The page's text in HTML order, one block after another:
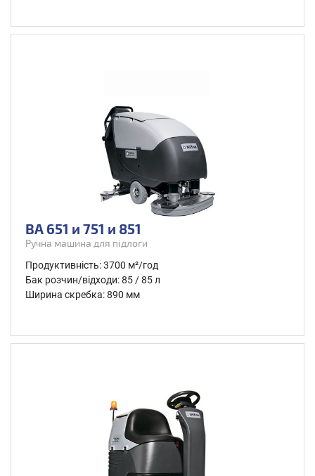
BA 651 и 751 и 851
Ручна машина для підлоги
Продуктивність: 3700 м²/год
Бак розчин/відходи: 85 / 85 л
Ширина скребка: 890 мм